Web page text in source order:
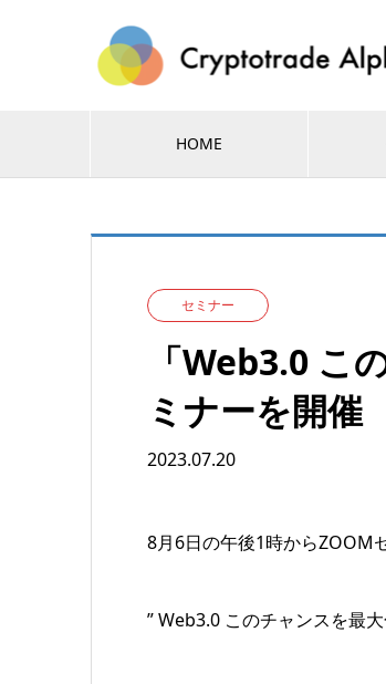
HOME
セミナー
「Web3.0 こ
ミナーを開催
2023.07.20
8月6日の午後1時からZOOM
” Web3.0 このチャンスを最